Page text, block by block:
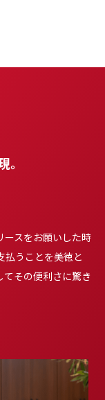
。
ースをお願いした時
払うことを美徳と
てその便利さに驚き